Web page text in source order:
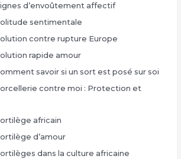
d’envoûtement affectif
sentimentale
contre rupture Europe
rapide amour
savoir si un sort est posé sur soi
contre moi : Protection et
africain
d’amour
dans la culture africaine